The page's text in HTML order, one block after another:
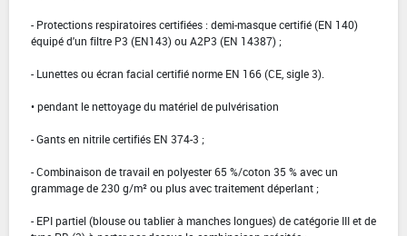
- Protections respiratoires certifiées : demi-masque certifié (EN 140)
équipé d'un filtre P3 (EN143) ou A2P3 (EN 14387) ;
- Lunettes ou écran facial certifié norme EN 166 (CE, sigle 3).
• pendant le nettoyage du matériel de pulvérisation
- Gants en nitrile certifiés EN 374-3 ;
- Combinaison de travail en polyester 65 %/coton 35 % avec un
grammage de 230 g/m² ou plus avec traitement déperlant ;
- EPI partiel (blouse ou tablier à manches longues) de catégorie III et de